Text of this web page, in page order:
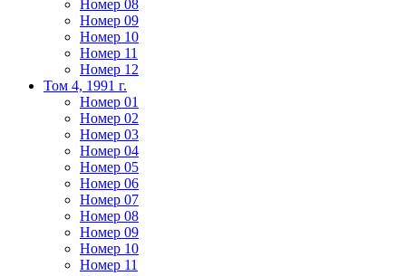
Номер 08
Номер 09
Номер 10
Номер 11
Номер 12
Том 4, 1991 г.
Номер 01
Номер 02
Номер 03
Номер 04
Номер 05
Номер 06
Номер 07
Номер 08
Номер 09
Номер 10
Номер 11